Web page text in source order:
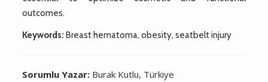
outcomes.
Keywords: Breast hematoma, obesity, seatbelt injury
Sorumlu Yazar: Burak Kutlu, Türkiye